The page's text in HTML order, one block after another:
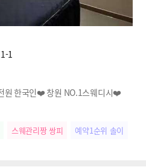
1
원 한국인❤️ 창원 NO.1스웨디시❤️
스웨관리짱 쌍피 예약1순위 솔이